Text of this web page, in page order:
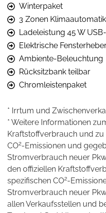
Winterpaket
3 Zonen Klimaautomatik
Ladeleistung 45 W
Elektrische
Ambiente-Beleuchtung
Rücksitzbank teilbar
Chromleistenpaket
* Irrtum und
* Weitere Informationen
Kraftstoffverbrauch und
CO2-Emissionen und
Stromverbrauch neuer
den offiziellen
spezifischen CO2-
Stromverbrauch neuer
allen Verkaufsstellen und